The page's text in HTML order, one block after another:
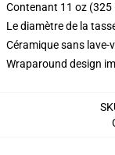
Contenant 11 oz (325
Le diamètre de la
Céramique sans lave-
Wraparound design